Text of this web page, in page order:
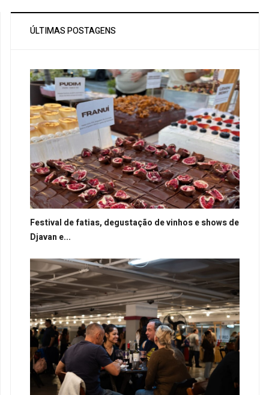
ÚLTIMAS POSTAGENS
Festival de fatias, degustação de vinhos e shows de
Djavan e...